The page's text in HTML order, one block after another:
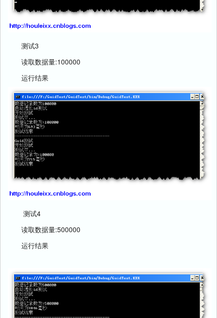
测试3
读取数据量:100000
运行结果
测试4
读取数据量:500000
运行结果